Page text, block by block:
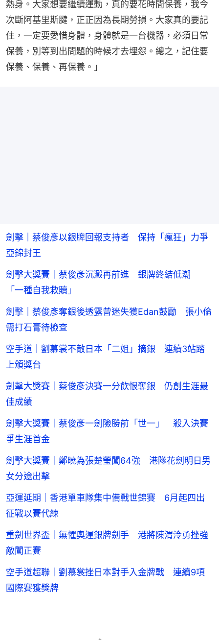
熱身。大家想要繼續運動，真的要花時間保養，我今
次斷阿基里斯腱，正正因為長期勞損。大家真的要記
住，一定要愛惜身體，身體就是一台機器，必須日常
保養，別等到出問題的時候才去埋怨。總之，記住要
保養、保養、再保養。」
劍擊｜蔡俊彥以銀牌回報支持者 保持「瘋狂」力爭
亞錦封王
劍擊大獎賽｜蔡俊彥沉澱再前進 銀牌終結低潮
「一種自我救贖」
劍擊｜蔡俊彥奪銀後透露曾迷失獲Edan鼓勵 張小倫
需打石膏待檢查
空手道｜劉慕裳不敵日本「二姐」摘銀 連續3站踏
上頒獎台
劍擊大獎賽｜蔡俊彥決賽一分飲恨奪銀 仍創生涯最
佳成績
劍擊大獎賽｜蔡俊彥一劍險勝前「世一」 殺入決賽
爭生涯首金
劍擊大獎賽｜鄭曉為張楚瑩闖64強 港隊花劍明日男
女分途出擊
亞運延期｜香港單車隊集中備戰世錦賽 6月起四出
征戰以賽代練
重劍世界盃｜無懼奧運銀牌劍手 港將陳渭泠勇挫強
敵闖正賽
空手道超聯｜劉慕裳挫日本對手入金牌戰 連續9項
國際賽獲獎牌